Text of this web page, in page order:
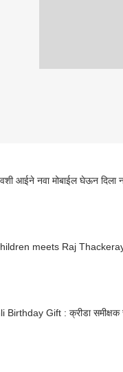
आईने नवा मोबाईल घेऊन दिला
meets Raj Thackeray :
Birthday Gift : क्रीडा समीक्षक